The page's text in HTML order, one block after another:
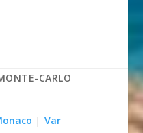
CARLO
| Var